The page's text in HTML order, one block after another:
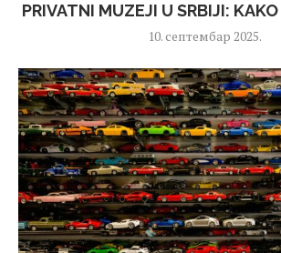
PRIVATNI MUZEJI U SRBIJI:
10. септембар 2025.